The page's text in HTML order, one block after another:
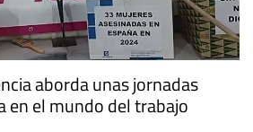
aborda unas jornadas
en el mundo del trabajo